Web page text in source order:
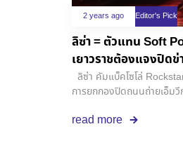
2 years ago Editor's Pick
ลิซ่า = ตัวแทน Soft
เยาวราชต้องแจงปิด
ลิซ่า คัมแบ็คโซโล่
การยกกองปิดถนนถ่ายเอ็ม
แสดงคนไทยทั้งหมด เรียกว่า
read more